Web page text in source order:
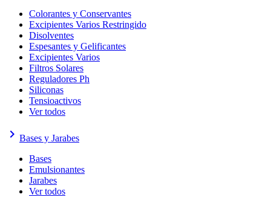
Colorantes y Conservantes
Excipientes Varios Restringido
Disolventes
Espesantes y Gelificantes
Excipientes Varios
Filtros Solares
Reguladores Ph
Siliconas
Tensioactivos
Ver todos
keyboard_arrow_right Bases y Jarabes
Bases
Emulsionantes
Jarabes
Ver todos